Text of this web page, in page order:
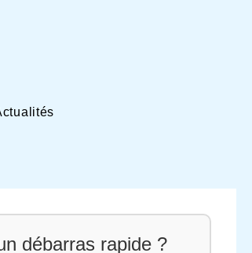
débarras rapide ?